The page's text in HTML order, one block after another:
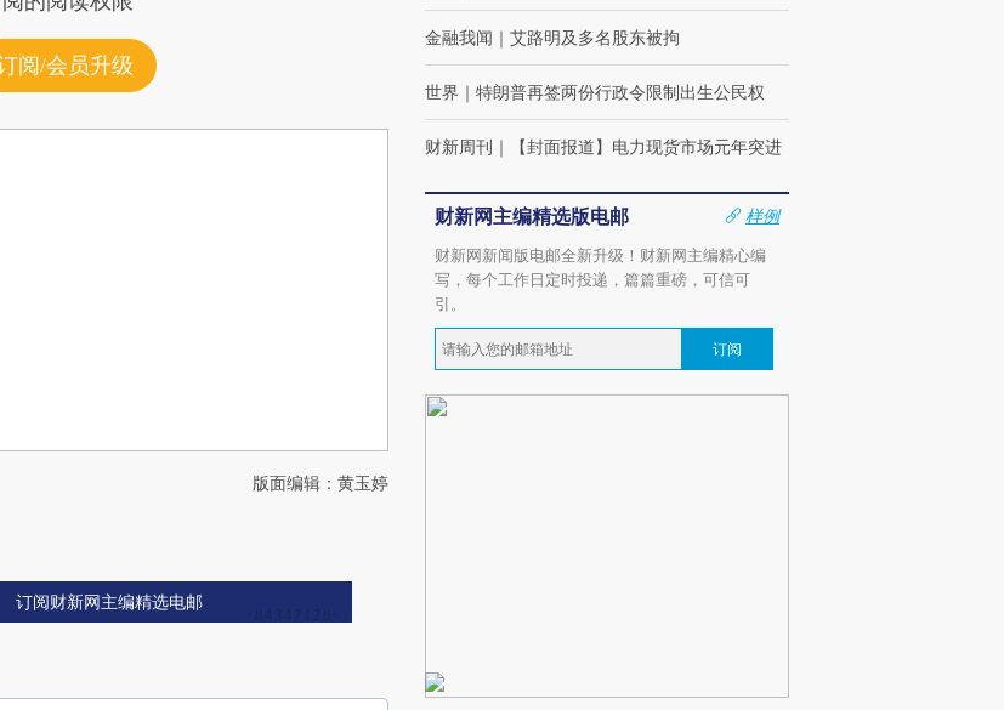
阅/会员升级
版面编辑：黄玉婷
订阅财新网主编精选电邮
金融我闻 ｜ 艾路明及多名股东被拘
世界 ｜ 特朗普再签两份行政令限制出生公民权
财新周刊 ｜ 【封面报道】电力现货市场元年突进
财新网主编精选版电邮
样例
财新网新闻版电邮全新升级！财新网主编精心编
写，每个工作日定时投递，篇篇重磅，可信可
引。
订阅